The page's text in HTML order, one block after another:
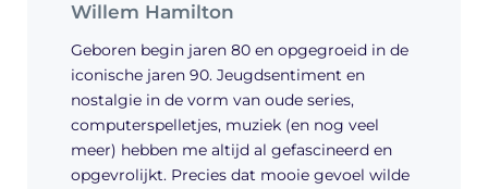
Willem Hamilton
Geboren begin jaren 80 en opgegroeid in de
iconische jaren 90. Jeugdsentiment en
nostalgie in de vorm van oude series,
computerspelletjes, muziek (en nog veel
meer) hebben me altijd al gefascineerd en
opgevrolijkt. Precies dat mooie gevoel wilde